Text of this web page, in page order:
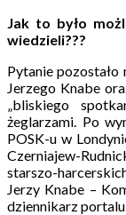
Jak to było
wiedzieli???
Pytanie
Jerzego Knabe
„bliskiego
żeglarzami. Po
POSK-u w
Czerniajew-
starszo-harcerskich
Jerzy Knabe –
dziennikarz